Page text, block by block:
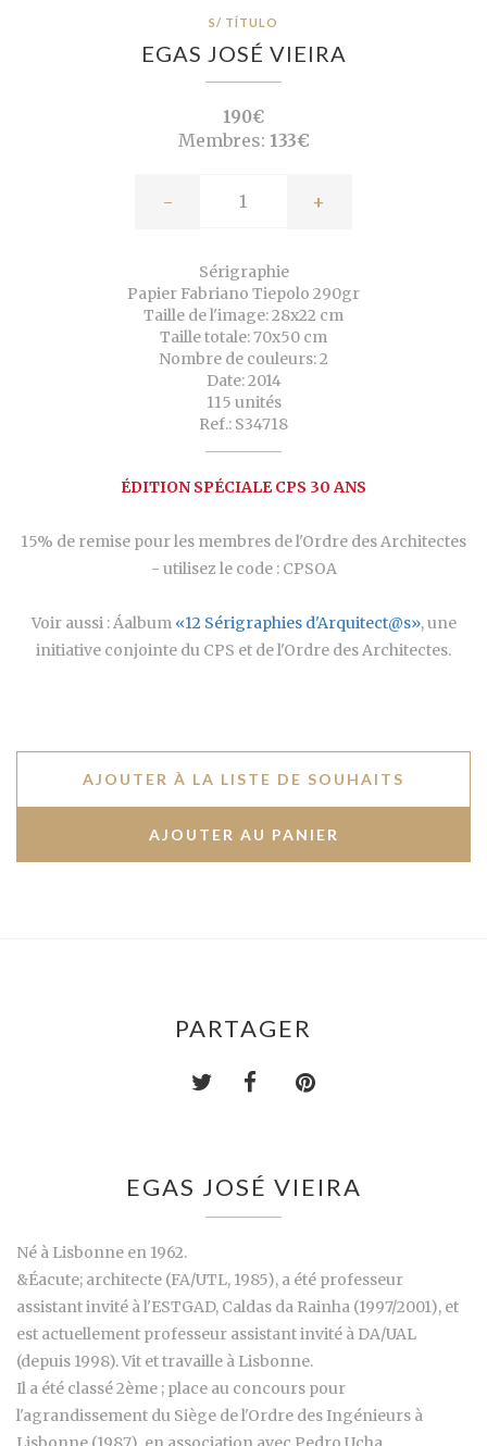
S/ TÍTULO
EGAS JOSÉ VIEIRA
190€
Membres: 133€
- +
Sérigraphie
Papier Fabriano Tiepolo 290gr
Taille de l'image: 28x22 cm
Taille totale: 70x50 cm
Nombre de couleurs: 2
Date: 2014
115 unités
Ref.: S34718
ÉDITION SPÉCIALE CPS 30 ANS
15% de remise pour les membres de l'Ordre des Architectes
- utilisez le code : CPSOA
Voir aussi : Áalbum «12 Sérigraphies d'Arquitect@s», une
initiative conjointe du CPS et de l'Ordre des Architectes.
AJOUTER À LA LISTE DE SOUHAITS
PARTAGER
EGAS JOSÉ VIEIRA
Né à Lisbonne en 1962.
&Éacute; architecte (FA/UTL, 1985), a été professeur
assistant invité à l'ESTGAD, Caldas da Rainha (1997/2001), et
est actuellement professeur assistant invité à DA/UAL
(depuis 1998). Vit et travaille à Lisbonne.
Il a été classé 2ème ; place au concours pour
l'agrandissement du Siège de l'Ordre des Ingénieurs à